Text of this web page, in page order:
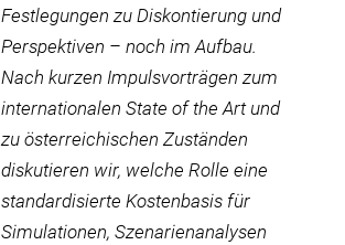
Festlegungen zu Diskontierung und
Perspektiven – noch im Aufbau.
Nach kurzen Impulsvorträgen zum
internationalen State of the Art und
zu österreichischen Zuständen
diskutieren wir, welche Rolle eine
standardisierte Kostenbasis für
Simulationen, Szenarienanalysen